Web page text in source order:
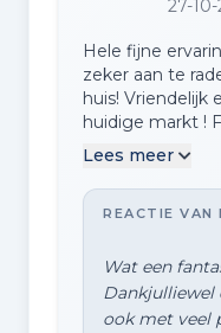
27-
Hele fijne
zeker aan te
huis! Vriendelijk
huidige markt !
waard! Johan en
Lees meer
REACTIE VAN
Wat een
Dankjulliewel
ook met veel